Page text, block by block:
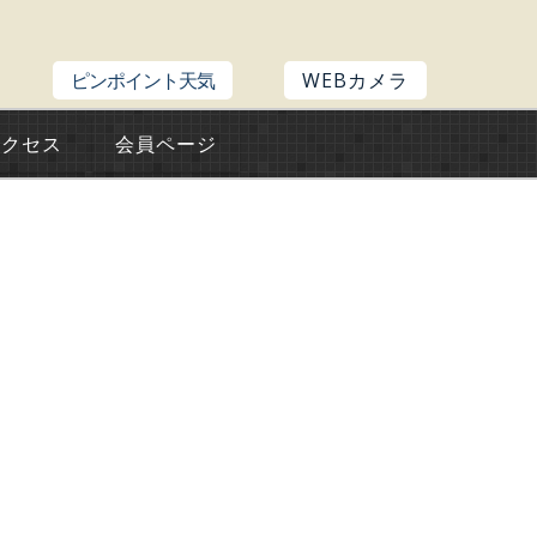
ピンポイント天気 WEBカメラ
セス 会員ページ